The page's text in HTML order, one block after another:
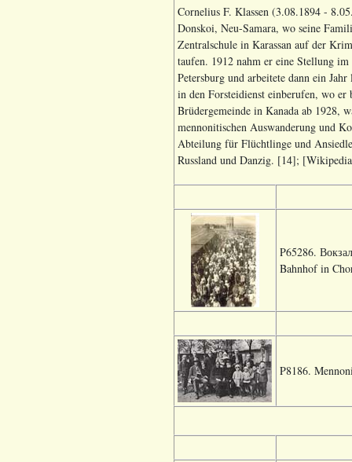
Cornelius F. Klassen (3.08.1894 -
Donskoi, Neu-Samara, wo seine
Zentralschule in Karassan auf der
taufen. 1912 nahm er eine Stellung
Petersburg und arbeitete dann ein
in den Forsteidienst einberufen, wo
Brüdergemeinde in Kanada ab 1928,
mennonitischen Auswanderung und
Abteilung für Flüchtlinge und
Russland und Danzig. [14];
P65286.
Bahnhof in
P8186.